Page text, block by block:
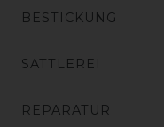
BESTICKUNG
SATTLEREI
REPARATUR